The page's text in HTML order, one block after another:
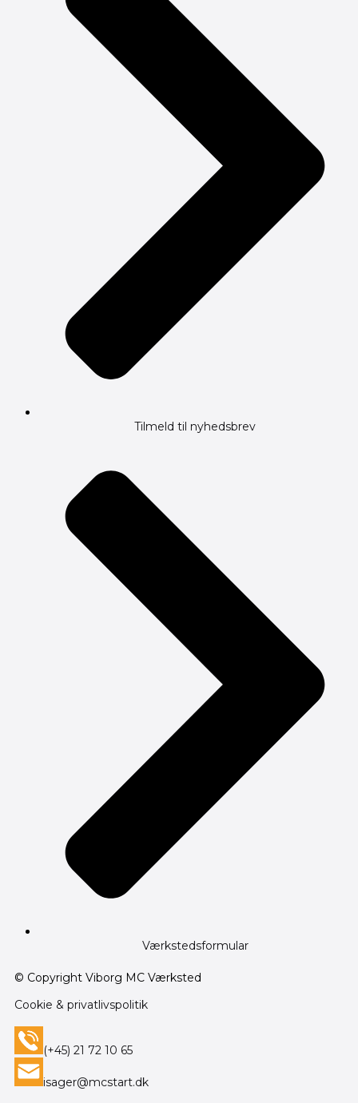
Tilmeld til nyhedsbrev
Værkstedsformular
© Copyright Viborg MC Værksted
Cookie & privatlivspolitik
(+45) 21 72 10 65
isager@mcstart.dk